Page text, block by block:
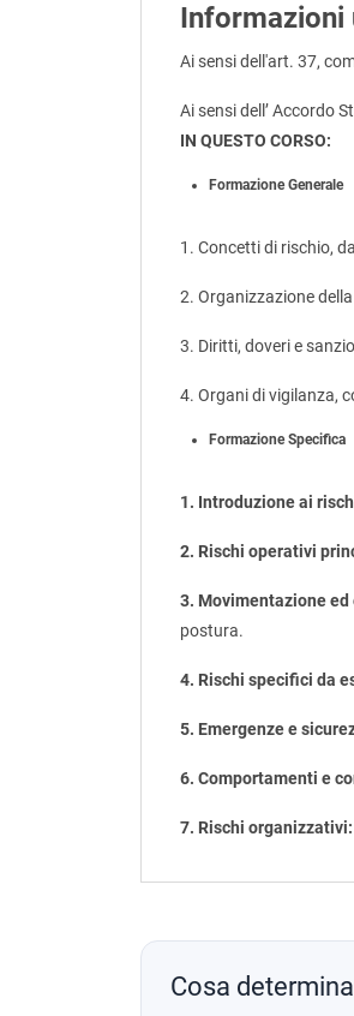
Informazioni
Ai sensi dell'art. 37,
Ai sensi dell’ Accordo
IN QUESTO CORSO:
Formazione Generale
1. Concetti di rischio,
2. Organizzazione
3. Diritti, doveri e
4. Organi di vigilanza,
Formazione Specifica
1. Introduzione ai
2. Rischi operativi
3. Movimentazione ed
postura.
4. Rischi specifici da
5. Emergenze e
6. Comportamenti e
7. Rischi organizzativi:
Cosa